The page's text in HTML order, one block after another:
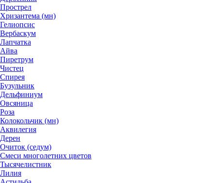
Прострел
Хризантема (мн)
Гелиопсис
Вербаскум
Лапчатка
Айва
Пиретрум
Чистец
Спирея
Бузульник
Дельфиниум
Овсяница
Роза
Колокольчик (мн)
Аквилегия
Дерен
Очиток (седум)
Смеси многолетних цветов
Тысячелистник
Лилия